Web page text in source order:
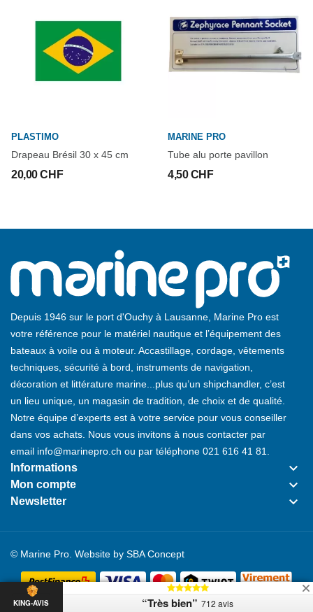
PLASTIMO
Drapeau Brésil 30 x 45 cm
20,00 CHF
MARINE PRO
Tube alu porte pavillon
4,50 CHF
Depuis 1946 sur le port d'Ouchy à Lausanne, Marine Pro est
votre référence pour le matériel nautique et l’équipement des
bateaux à voile ou à moteur. Accastillage, cordage, vêtements
techniques, sécurité à bord, instruments de navigation,
décoration et littérature marine...plus qu’un shipchandler, c’est
un lieu unique, un magasin de tradition, de choix et de qualité.
Notre équipe d’experts est à votre service pour vous conseiller
dans vos achats. Nous vous invitons à nous contacter par
email info@marinepro.ch ou par téléphone 021 616 41 81
Informations keyboard_arrow_down
Mon compte keyboard_arrow_down
Newsletter keyboard_arrow_down
© Marine Pro. Website by SBA Concept
KING-AVIS “Très bien” 712 avis